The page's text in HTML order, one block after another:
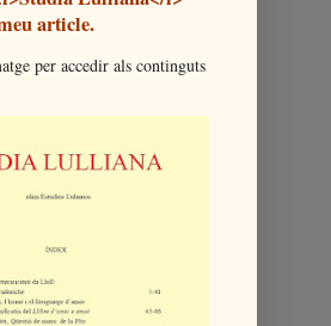
article.
per accedir als continguts